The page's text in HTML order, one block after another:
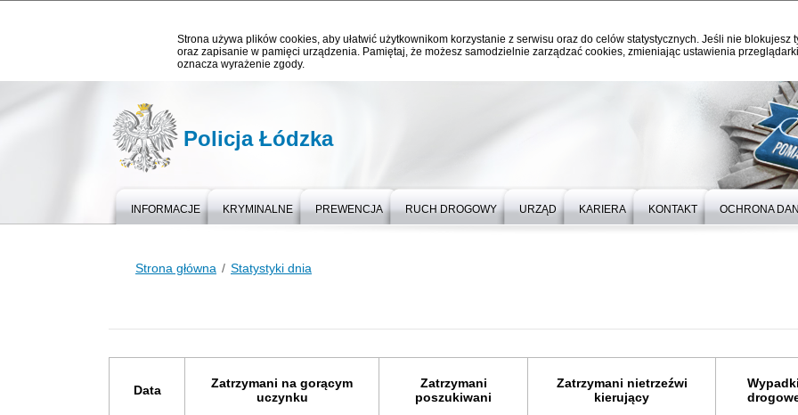
Strona używa plików cookies, aby ułatwić użytkownikom korzystanie z serwisu oraz do celów statystycznych. Jeśli nie blokujesz
oraz zapisanie w pamięci urządzenia. Pamiętaj, że możesz samodzielnie zarządzać cookies, zmieniając ustawienia
oznacza wyrażenie zgody.
Policja Łódzka
INFORMACJE KRYMINALNE PREWENCJA RUCH DROGOWY URZĄD KARIERA KONTAKT OCHRONA
Strona główna Statystyki dnia
Data
Zatrzymani na gorącym
uczynku
Zatrzymani
poszukiwani
Zatrzymani nietrzeźwi
kierujący
Wypadki